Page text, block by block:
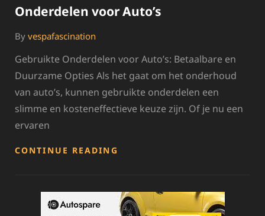
Onderdelen voor Auto’s
By vespafascination
Gebruikte Onderdelen voor Auto’s: Betaalbare en
Duurzame Opties Als het gaat om het onderhoud
van auto’s, kunnen gebruikte onderdelen een
slimme en kosteneffectieve keuze zijn. Of je nu een
ervaren
CONTINUE READING
VOOR
AUTO’S